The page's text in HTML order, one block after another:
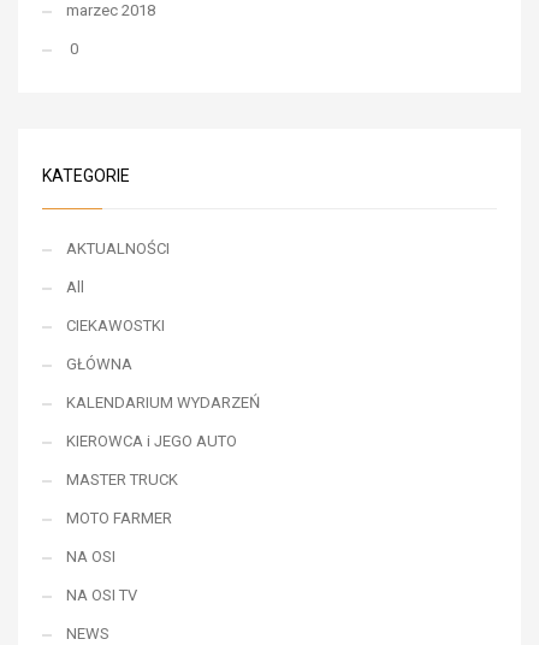
marzec 2018
0
KATEGORIE
AKTUALNOŚCI
All
CIEKAWOSTKI
GŁÓWNA
KALENDARIUM WYDARZEŃ
KIEROWCA i JEGO AUTO
MASTER TRUCK
MOTO FARMER
NA OSI
NA OSI TV
NEWS